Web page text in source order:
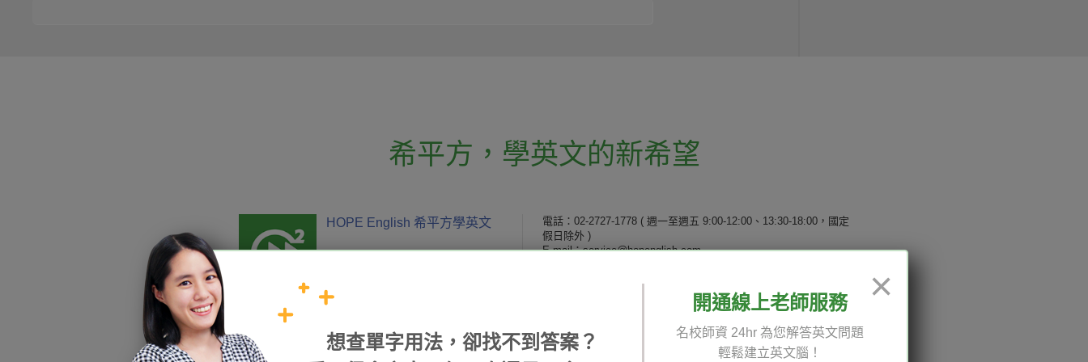
希平方 ， 學英文的新希望
HOPE English 希平方學英文 電話：02-2727-1778 ( 週一至週五 9:00-12:00、13:30-18:00，國定
假日除外 )
E-mail：service@hopenglish.com
精選影片
每日片語
說明與導覽
×
想查單字用法，卻找不到答案？
開通線上老師服務
名校師資 24hr 為您解答英文問題
輕鬆建立英文腦！